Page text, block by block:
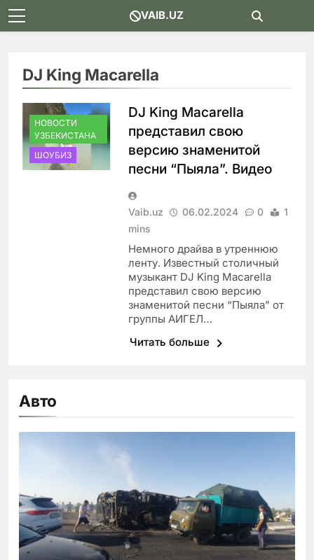
Skip
to
VAIB.UZ
DJ King Maсarella
НОВОСТИ
УЗБЕКИСТАНА
ШОУБИЗ
DJ King Maсarella
представил свою
версию знаменитой
песни “Пыяла”. Видео
Vaib.uz 06.02.2024 0
1
mins
Немного драйва в утреннюю
ленту. Известный столичный
музыкант DJ King Maсarella
представил свою версию
знаменитой песни “Пыяла” от
группы АИГЕЛ…
Читать больше
Авто